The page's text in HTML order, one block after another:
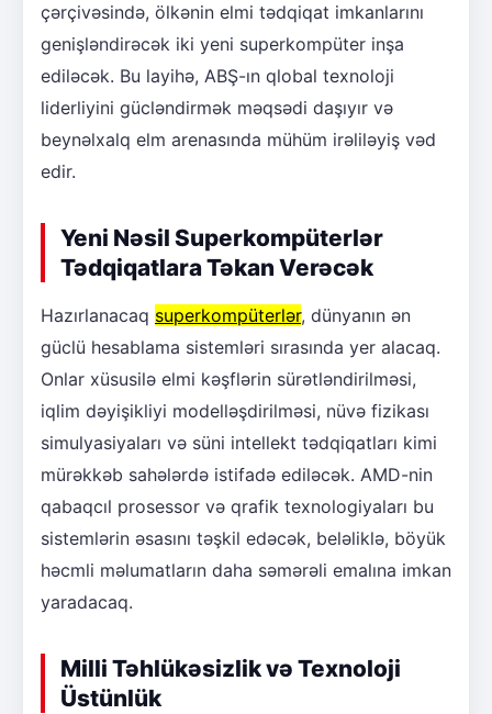
çərçivəsində, ölkənin elmi tədqiqat imkanlarını
genişləndirəcək iki yeni superkompüter inşa
ediləcək. Bu layihə, ABŞ-ın qlobal texnoloji
liderliyini gücləndirmək məqsədi daşıyır və
beynəlxalq elm arenasında mühüm irəliləyiş vəd
edir.
Yeni Nəsil Superkompüterlər
Tədqiqatlara Təkan Verəcək
Hazırlanacaq superkompüterlər, dünyanın ən
güclü hesablama sistemləri sırasında yer alacaq.
Onlar xüsusilə elmi kəşflərin sürətləndirilməsi,
iqlim dəyişikliyi modelləşdirilməsi, nüvə fizikası
simulyasiyaları və süni intellekt tədqiqatları kimi
mürəkkəb sahələrdə istifadə ediləcək. AMD-nin
qabaqcıl prosessor və qrafik texnologiyaları bu
sistemlərin əsasını təşkil edəcək, beləliklə, böyük
həcmli məlumatların daha səmərəli emalına imkan
yaradacaq.
Milli Təhlükəsizlik və Texnoloji
Üstünlük